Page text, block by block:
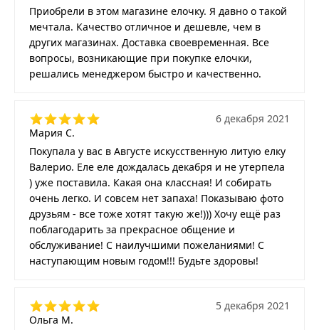
Приобрели в этом магазине елочку. Я давно о такой
мечтала. Качество отличное и дешевле, чем в
других магазинах. Доставка своевременная. Все
вопросы, возникающие при покупке елочки,
решались менеджером быстро и качественно.
Мария С.
6 декабря 2021
Покупала у вас в Августе искусственную литую елку
Валерио. Еле еле дождалась декабря и не утерпела
) уже поставила. Какая она классная! И собирать
очень легко. И совсем нет запаха! Показываю фото
друзьям - все тоже хотят такую же!))) Хочу ещё раз
поблагодарить за прекрасное общение и
обслуживание! С наилучшими пожеланиями! С
наступающим новым годом!!! Будьте здоровы!
Ольга М.
5 декабря 2021